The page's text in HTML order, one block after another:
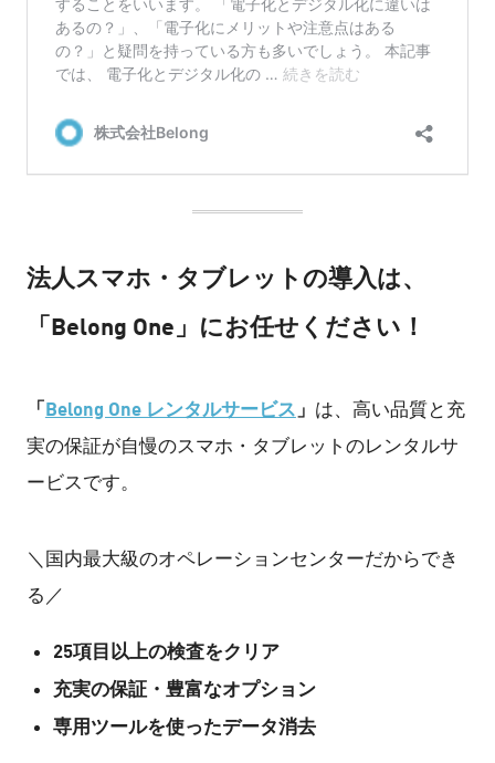
法人スマホ・タブレットの導入は、
「Belong One」にお任せください！
「Belong One レンタルサービス 」 は、高い品質と充
実の保証が自慢のスマホ・タブレットのレンタルサ
ービスです。
＼国内最大級のオペレーションセンターだからでき
る／
25項目以上の検査をクリア
充実の保証・豊富なオプション
専用ツールを使ったデータ消去